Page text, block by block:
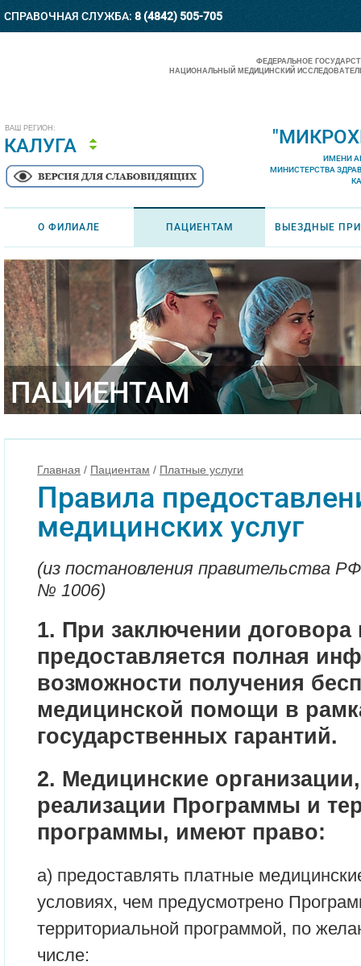
СПРАВОЧНАЯ СЛУЖБА: 8 (4842) 505-705
ВАШ РЕГИОН:
КАЛУГА
ФЕДЕРАЛЬНОЕ
НАЦИОНАЛЬНЫЙ МЕДИЦИНСКИЙ
ИМЕНИ
МИНИСТЕРСТВА
О ФИЛИАЛЕ ПАЦИЕНТАМ ВЫЕЗДНЫЕ
ПАЦИЕНТАМ
Главная / Пациентам / Платные услуги
Правила
медицинских услуг
(из постановления правительства
№ 1006)
1. При заключении договора
предоставляется полная
возможности получения
медицинской помощи в
государственных гарантий.
2. Медицинские
реализации Программы и
программы, имеют право:
а) предоставлять платные
условиях, чем предусмотрено
территориальной программой, по
числе: